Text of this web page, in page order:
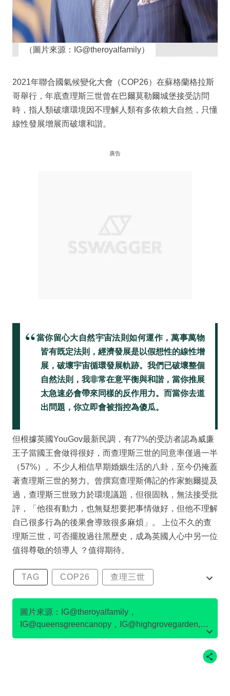
（圖片來源：IG@theroyalfamily）
2021年聯合國氣候變化大會（COP26）在蘇格蘭格拉斯
哥舉行，年底查理斯三世曾在巴爾莫勒爾城堡接受訪問
時，指人類破壞環境因不理解人類有多依賴大自然，只懂
線性發展增展而破壞和諧。
廣告
當你留心大自然宇宙法則如何運作，萬事萬物
皆有既定法則，經濟發展是以假想性的線性增
展，破壞宇宙循環發展軌跡。我們已破壞整個
自然法則，我非常在意平衡與和諧，當你推展
太急速必會帶來同樣的反作用力。而當你去道
出問題，你立即會被指控為傻瓜。
但根據英國YouGov最新民調，有77%的受訪者認為威廉
王子當國王會做得很好，而查理斯三世的同意率僅過一半
（57%）。不少人相信早期婚姻生活的八卦，至今仍掩蓋
著查理斯三世的努力。曾撰寫查理斯傳記的作家鮑爾提及
過，查理斯三世致力於環境議題，但很固執，無法接受批
評，「他很有動力，也無疑想要把事情做好，但他不理解
自己很多行為的後果會導致很多麻煩」。 上位不久的查
理斯三世，可否擺脫過往黑歷史，成為英國人心中另一位
值得尊敬的領導人 ？值得期待。
TAG COP26 查理三世
查理斯
查理斯三世
圖片來源：IG@theroyalfamily，
IG@queensgreencanopy，IG@highgrovegarden,
IG@clarencehouse